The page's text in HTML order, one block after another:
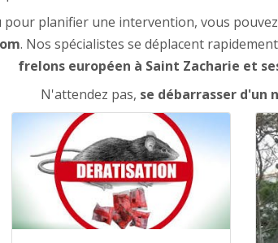
pour planifier une intervention, vous
. Nos spécialistes se déplacent
frelons européen à Saint Zacharie et
N'attendez pas, se débarrasser d'un